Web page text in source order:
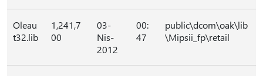
Oleau
t32.lib
1,241,7
00
03-
Nis-
2012
00:
47
public\dcom\oak\lib
\Mipsii_fp\retail